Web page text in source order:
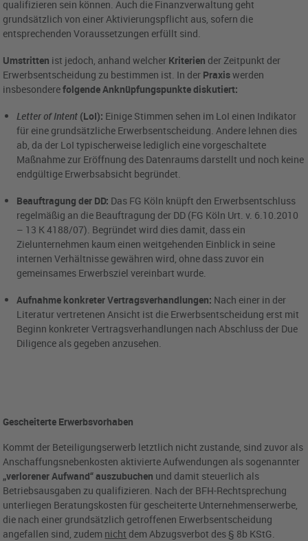
qualifizieren sein können. Auch die Finanzverwaltung geht
grundsätzlich von einer Aktivierungspflicht aus, sofern die
entsprechenden Voraussetzungen erfüllt sind.
Umstritten ist jedoch, anhand welcher Kriterien der Zeitpunkt der
Erwerbsentscheidung zu bestimmen ist. In der Praxiswerden
insbesonderefolgende Anknüpfungspunkte diskutiert:
Letter of Intent (LoI): Einige Stimmen sehen im LoI einen Indikator
für eine grundsätzliche Erwerbsentscheidung. Andere lehnen dies
ab, da der LoI typischerweise lediglich eine vorgeschaltete
Maßnahme zur Eröffnung des Datenraums darstellt und noch keine
endgültige Erwerbsabsicht begründet.
Beauftragung der DD: Das FG Köln knüpft den Erwerbsentschluss
regelmäßig an die Beauftragung der DD (FG Köln Urt. v. 6.10.2010
– 13 K 4188/07). Begründet wird dies damit, dass ein
Zielunternehmen kaum einen weitgehenden Einblick in seine
internen Verhältnisse gewähren wird, ohne dass zuvor ein
gemeinsames Erwerbsziel vereinbart wurde.
Aufnahme konkreter Vertragsverhandlungen: Nach einer in der
Literatur vertretenen Ansicht ist die Erwerbsentscheidung erst mit
Beginn konkreter Vertragsverhandlungen nach Abschluss der Due
Diligence als gegeben anzusehen.
Gescheiterte Erwerbsvorhaben
Kommt der Beteiligungserwerb letztlich nicht zustande, sind zuvor als
Anschaffungsnebenkosten aktivierte Aufwendungen als sogenannter
„verlorener Aufwand“ auszubuchen und damit steuerlich als
Betriebsausgaben zu qualifizieren. Nach der BFH-Rechtsprechung
unterliegen Beratungskosten für gescheiterte Unternehmenserwerbe,
die nach einer grundsätzlich getroffenen Erwerbsentscheidung
angefallen sind, zudem nicht dem Abzugsverbot des § 8b KStG.